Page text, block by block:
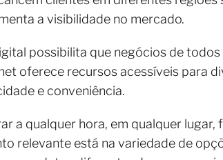
a visibilidade no mercado.
possibilita que negócios de
oferece recursos acessíveis para
e conveniência.
a qualquer hora, em qualquer
relevante está na variedade de